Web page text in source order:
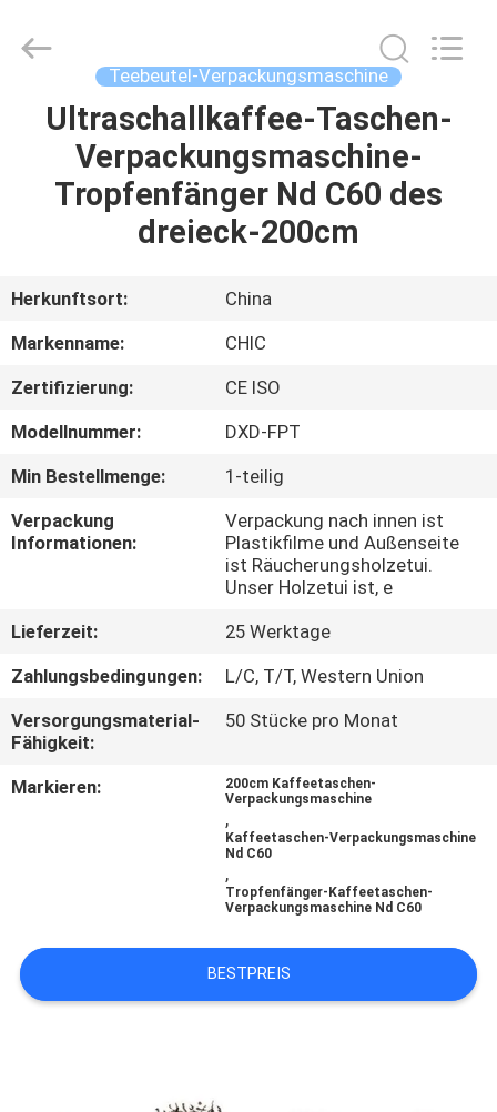
HAUSE
PRODUKTE
ÜBER
UNS
WERKSBESICHTIGUNG
QUALITÄTSKONTROLLE
KONTAKT
UNS
NEUIGKEITEN
RECHTSSACHEN
SITEMAP
Reserved.
Teebeutel-Verpackungsmaschine
Ultraschallkaffee-Taschen-
Verpackungsmaschine-
Tropfenfänger Nd C60 des
dreieck-200cm
Herkunftsort:
China
Markenname:
CHIC
Zertifizierung:
CE ISO
Modellnummer:
DXD-FPT
Min Bestellmenge:
1-teilig
Verpackung
Informationen:
Verpackung nach innen ist
Plastikfilme und Außenseite
ist Räucherungsholzetui.
Unser Holzetui ist, e
Lieferzeit:
25 Werktage
Zahlungsbedingungen:
L/C, T/T, Western Union
Versorgungsmaterial-
Fähigkeit:
50 Stücke pro Monat
Markieren:
200cm Kaffeetaschen-
Verpackungsmaschine
,
Kaffeetaschen-Verpackungsmaschine
Nd C60
,
Tropfenfänger-Kaffeetaschen-
Verpackungsmaschine Nd C60
BESTPREIS